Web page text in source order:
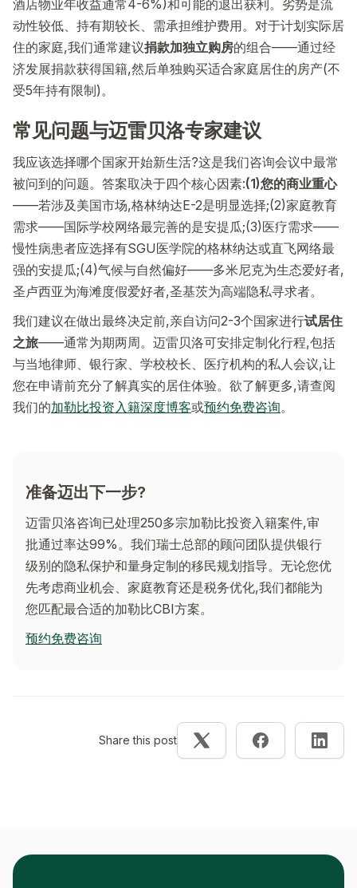
酒店物业年收益通常4-6%)和可能的退出获利。劣势是流
动性较低、持有期较长、需承担维护费用。对于计划实际居
住的家庭,我们通常建议捐款加独立购房的组合——通过经
济发展捐款获得国籍,然后单独购买适合家庭居住的房产(不
受5年持有限制)。
常见问题与迈雷贝洛专家建议
我应该选择哪个国家开始新生活?这是我们咨询会议中最常
被问到的问题。答案取决于四个核心因素:(1)您的商业重心
——若涉及美国市场,格林纳达E-2是明显选择;(2)家庭教育
需求——国际学校网络最完善的是安提瓜;(3)医疗需求——
慢性病患者应选择有SGU医学院的格林纳达或直飞网络最
强的安提瓜;(4)气候与自然偏好——多米尼克为生态爱好者,
圣卢西亚为海滩度假爱好者,圣基茨为高端隐私寻求者。
我们建议在做出最终决定前,亲自访问2-3个国家进行试居住
之旅——通常为期两周。迈雷贝洛可安排定制化行程,包括
与当地律师、银行家、学校校长、医疗机构的私人会议,让
您在申请前充分了解真实的居住体验。欲了解更多,请查阅
我们的加勒比投资入籍深度博客或预约免费咨询。
准备迈出下一步?
迈雷贝洛咨询已处理250多宗加勒比投资入籍案件,审
批通过率达99%。我们瑞士总部的顾问团队提供银行
级别的隐私保护和量身定制的移民规划指导。无论您优
先考虑商业机会、家庭教育还是税务优化,我们都能为
您匹配最合适的加勒比CBI方案。
预约免费咨询
Share this post